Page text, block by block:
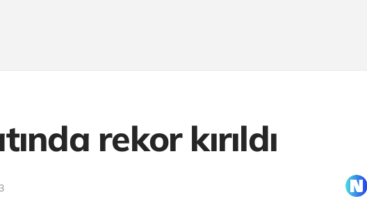
rekor kırıldı